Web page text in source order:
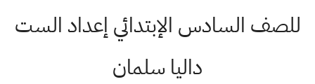
للصف السادس الإبتدائي إعداد الست
داليا سلمان